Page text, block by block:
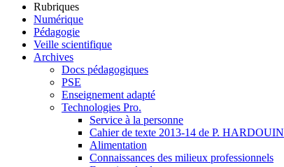
Rubriques
Numérique
Pédagogie
Veille scientifique
Archives
Docs pédagogiques
PSE
Enseignement adapté
Technologies Pro.
Service à la personne
Cahier de texte 2013-14 de P. HARDOUIN
Alimentation
Connaissances des milieux professionnels